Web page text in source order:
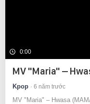
0:00
MV "Maria" –
Kpop 6 năm trước
MV "Maria" – Hwasa